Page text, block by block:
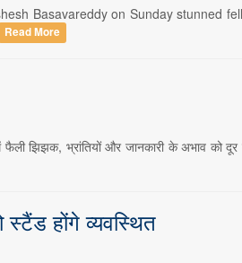
Basavareddy on Sunday stunned
Read More
में फैली झिझक, भ्रांतियों और जानकारी के अभाव
होंगे व्यवस्थित